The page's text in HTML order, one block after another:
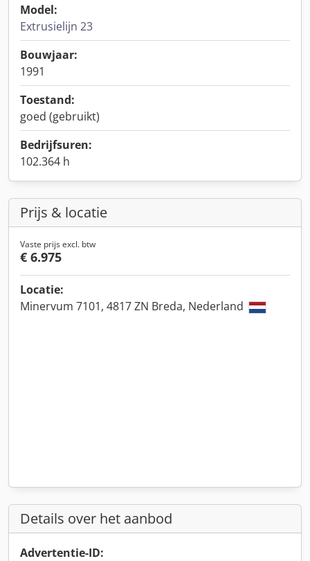
Model:
Extrusielijn 23
Bouwjaar:
1991
Toestand:
goed (gebruikt)
Bedrijfsuren:
102.364 h
Prijs & locatie
Vaste prijs excl. btw
€ 6.975
Locatie:
Minervum 7101, 4817 ZN Breda, Nederland
Details over het aanbod
Advertentie-ID: